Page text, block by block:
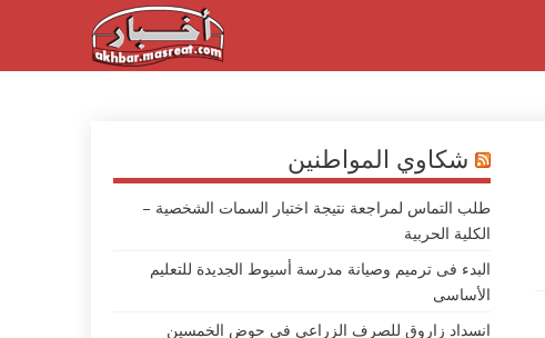
شكاوي المواطنين
طلب التماس لمراجعة نتيجة اختبار السمات الشخصية –
الكلية الحربية
البدء فى ترميم وصيانة مدرسة أسيوط الجديدة للتعليم
الأساسى
انسداد زاروق للصرف الزراعي في حوض الخمسين